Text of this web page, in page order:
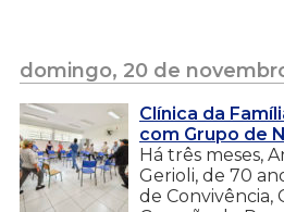
domingo, 20 de
Clínica da
com Grupo de
Há três meses,
Gerioli, de 70
de Convivência,